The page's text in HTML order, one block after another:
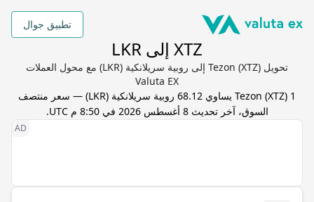
تطبيق جوال
XTZ إلى LKR
تحويل Tezon (XTZ) إلى روبية سريلانكية (LKR) مع محول العملات
Valuta EX
1
Tezon (XTZ) يساوي 68.12 روبية سريلانكية (
LKR) — سعر منتصف
السوق، آخر تحديث8 أغسطس 2026 في 8:50 م UTC .